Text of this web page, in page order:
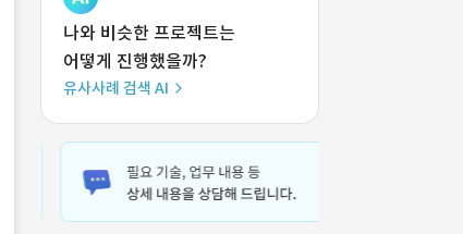
나와 비슷한 프로젝트는
어떻게 진행했을까?
유사사례 검색 AI